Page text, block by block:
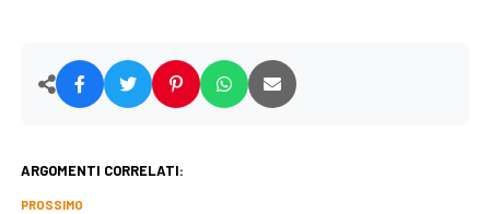
ARGOMENTI CORRELATI:
PROSSIMO